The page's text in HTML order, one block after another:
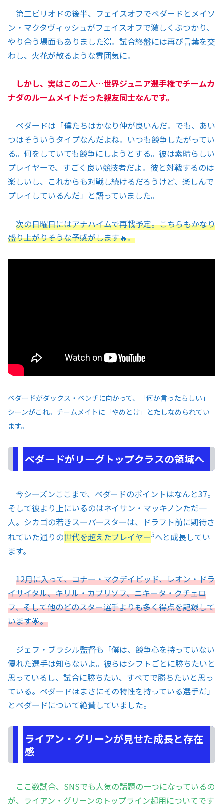
第二ピリオドの後半、フェイスオフでベダードとメイソ
ン・マクタヴィッシュがフェイスオフで激しくぶつかり、
やり合う場面もありました💥。試合終盤には再び言葉を交
わし、火花が散るような雰囲気に。
しかし、実はこの二人…世界ジュニア選手権でチームカ
ナダのルームメイトだった親友同士なんです。
ベダードは「僕たちはかなり仲が良いんだ。でも、あい
つはそういうタイプなんだよね。いつも競争したがってい
る。何をしていても競争にしようとする。彼は素晴らしい
プレイヤーで、すごく良い競技者だよ。彼と対戦するのは
楽しいし、これからも対戦し続けるだろうけど、楽しんで
プレイしているんだ」と語っていました。
次の日曜日にはアナハイムで再戦予定。こちらもかなり
盛り上がりそうな予感がします🔥。
ベダードがダックス・ベンチに向かって、「何か言ったらしい」
シーンがこれ。チームメイトに「やめとけ」とたしなめられてい
ます。
ベダードがリーグトップクラスの領域へ
今シーズンここまで、ベダードのポイントはなんと37。
そして彼より上にいるのはネイサン・マッキノンただ一
人。シカゴの若きスーパースターは、ドラフト前に期待さ
れていた通りの世代を超えたプレイヤー5へと成長してい
ます。
12月に入って、コナー・マクデイビッド、レオン・ドラ
イサイタル、キリル・カプリソフ、ニキータ・クチェロ
フ、そして他のどのスター選手よりも多く得点を記録して
います🌟。
ジェフ・ブラシル監督も「僕は、競争心を持っていない
優れた選手は知らないよ。彼らはシフトごとに勝ちたいと
思っているし、試合に勝ちたい、すべてで勝ちたいと思っ
ている。ベダードはまさにその特性を持っている選手だ」
とベダードについて絶賛していました。
ライアン・グリーンが見せた成長と存在
感
ここ数試合、SNSでも人気の話題の一つになっているの
が、ライアン・グリーンのトップライン起用についてです